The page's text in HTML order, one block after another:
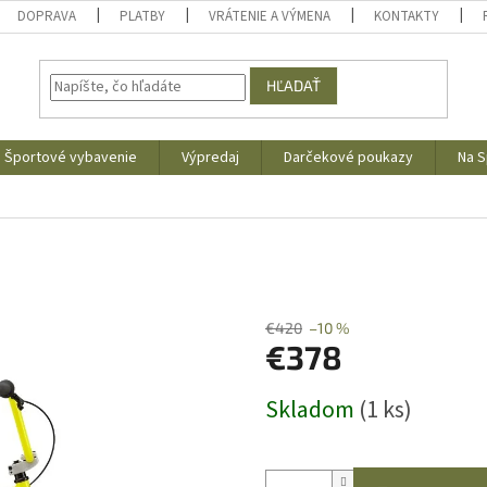
DOPRAVA PLATBY VRÁTENIE A VÝMENA KONTAKTY
HĽADAŤ
Športové vybavenie Výpredaj Darčekové poukazy Na
€420 –10 %
€378
cena:
Skladom (1 ks)